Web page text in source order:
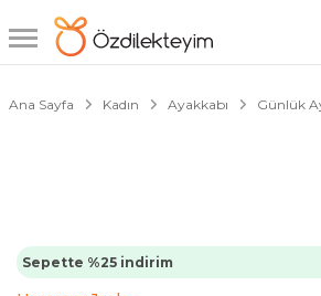
Ana Sayfa Kadın Ayakkabı Günlük
Sepette %25 indirim
1/6